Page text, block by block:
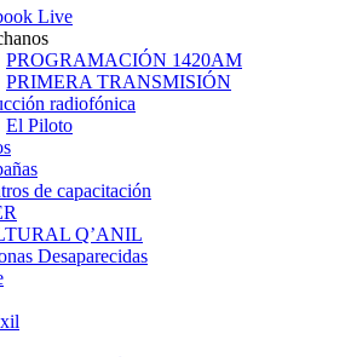
Live
PROGRAMACIÓN 1420AM
PRIMERA TRANSMISIÓN
radiofónica
El Piloto
de capacitación
Q’ANIL
Desaparecidas